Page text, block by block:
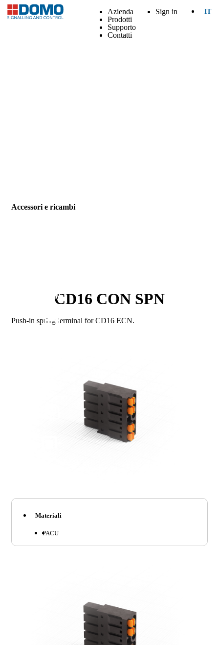
Azienda
Prodotti
Supporto
Contatti
Sign in IT
Accessori e ricambi
CD16 CON SPN
Push-in spring terminal for CD16 ECN.
Materiali
PACU